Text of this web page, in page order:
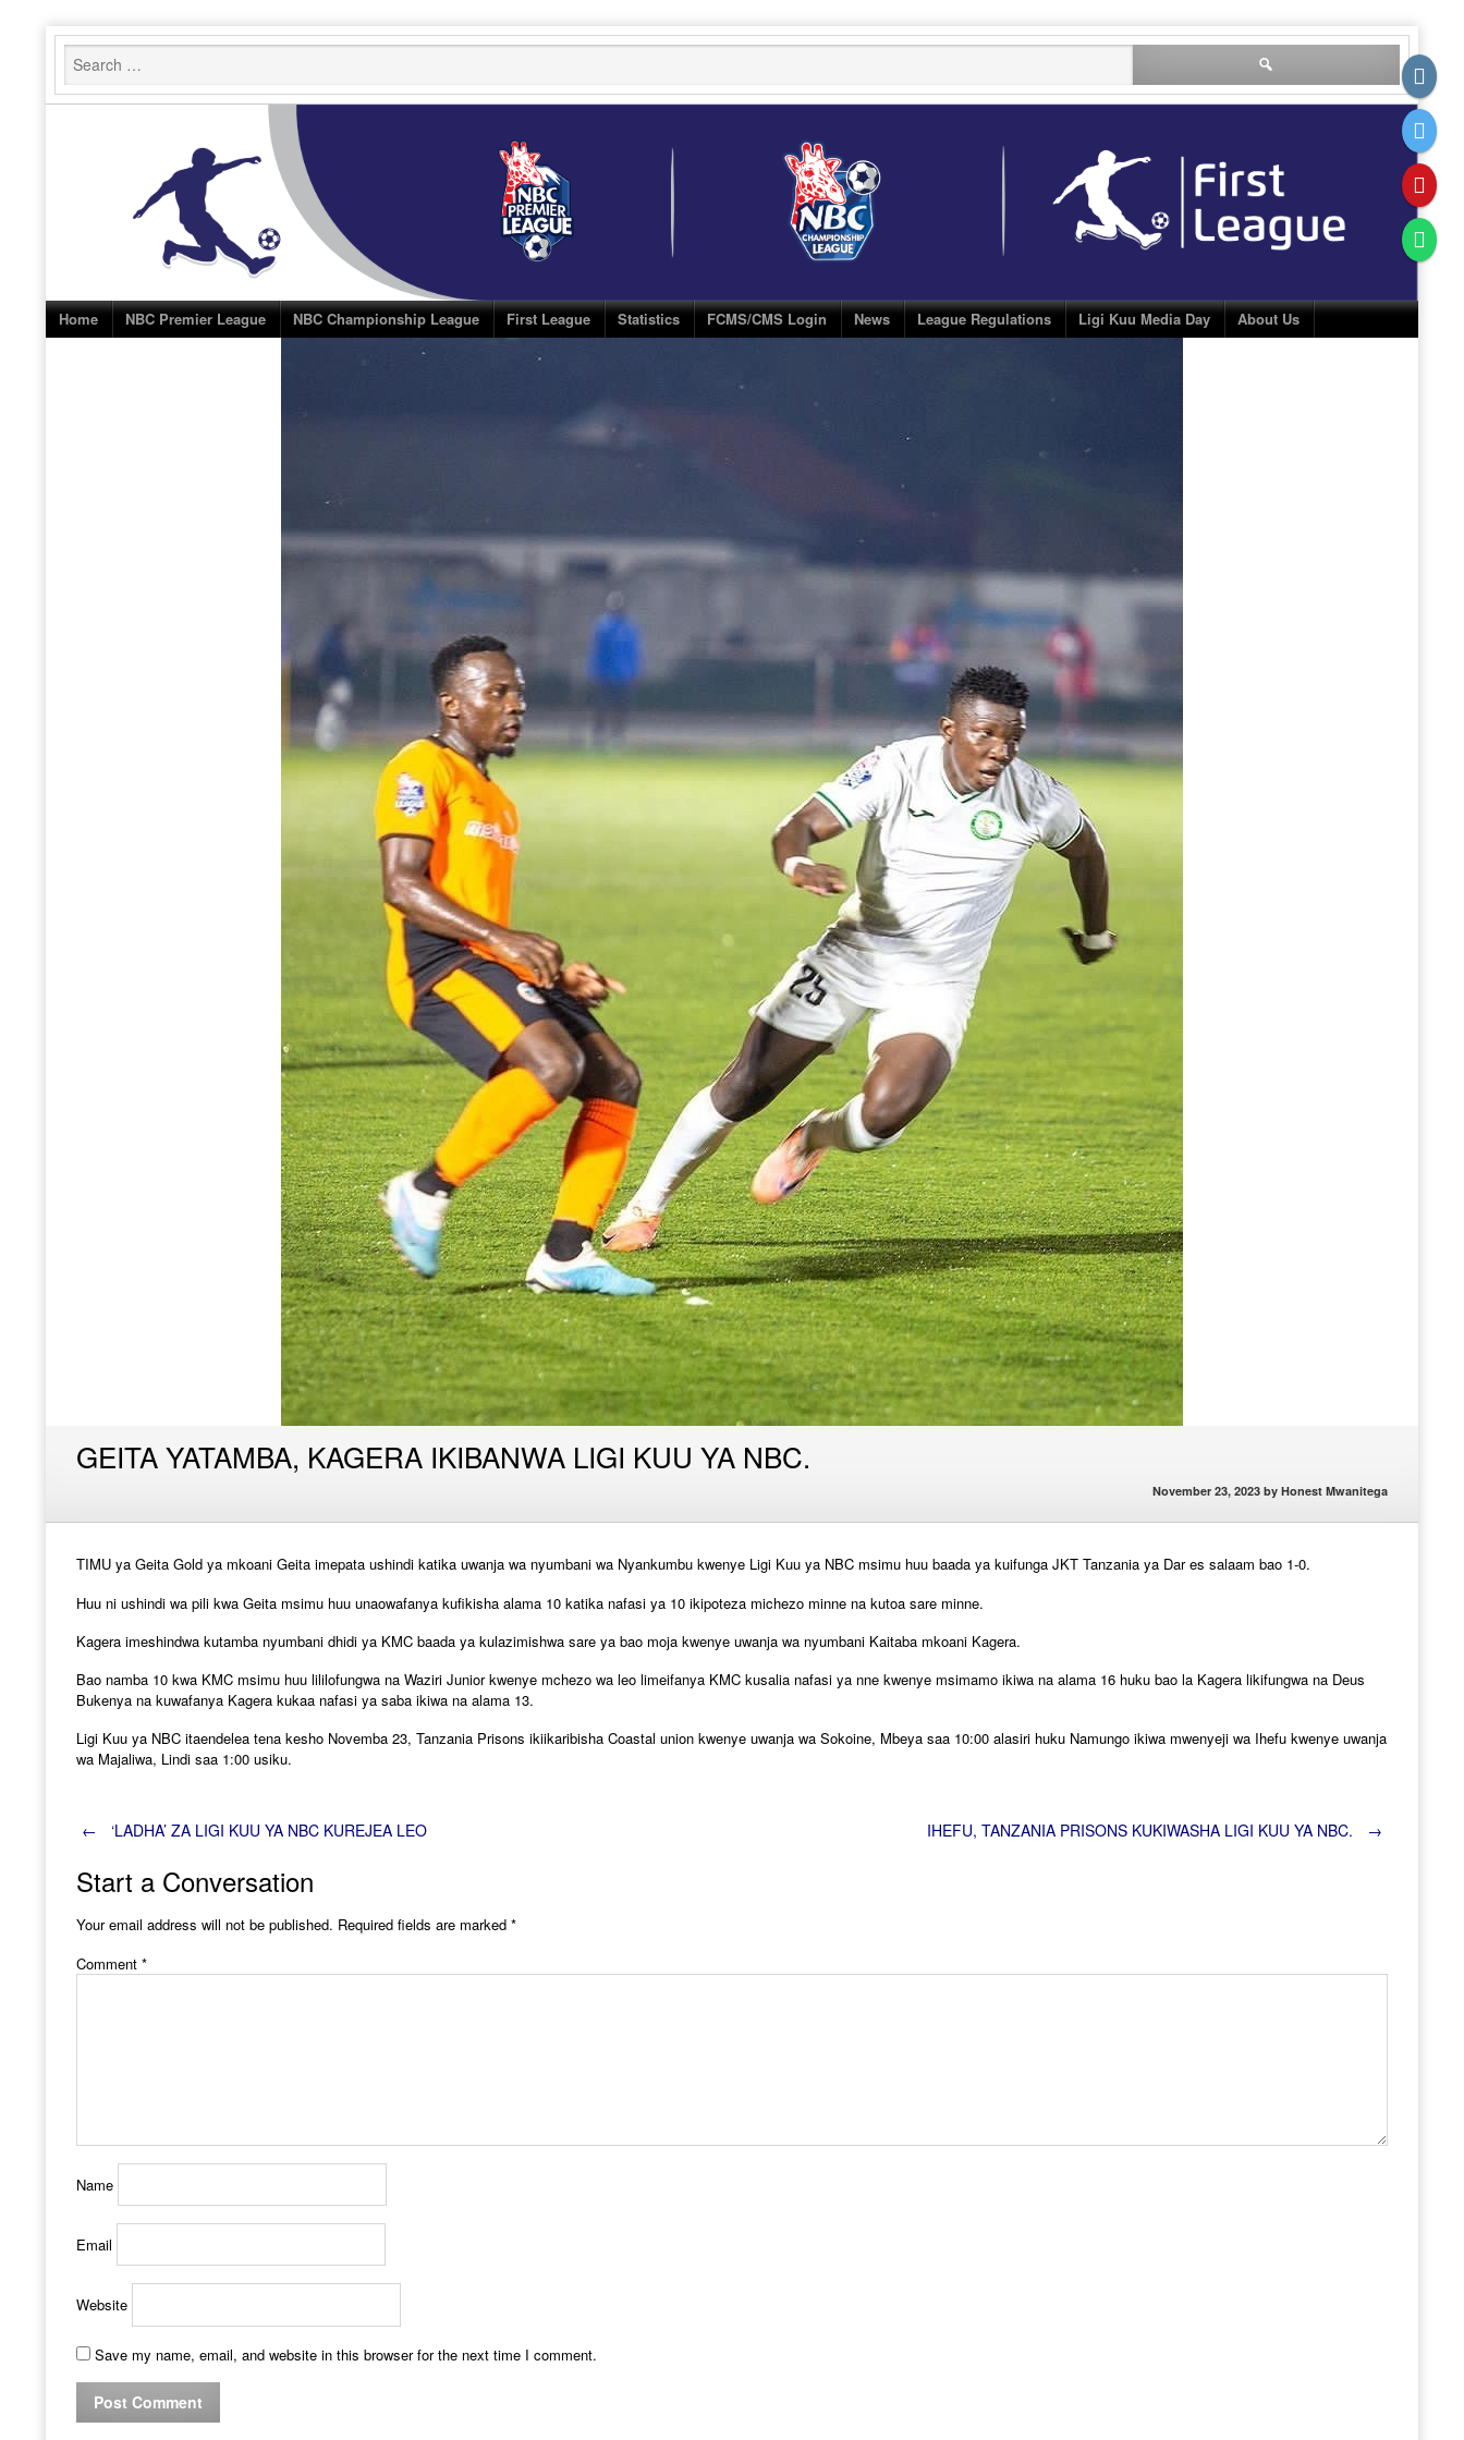
Skip
content
Home NBC Premier League NBC Championship League First League Statistics FCMS/CMS Login News League Regulations Ligi Kuu Media Day About Us
GEITA YATAMBA, KAGERA IKIBANWA LIGI KUU YA NBC.
November 23, 2023 by Honest Mwanitega
TIMU ya Geita Gold ya mkoani Geita imepata ushindi katika uwanja wa nyumbani wa Nyankumbu kwenye Ligi Kuu ya NBC msimu huu baada ya kuifunga JKT Tanzania ya Dar es salaam bao 1-0.
Huu ni ushindi wa pili kwa Geita msimu huu unaowafanya kufikisha alama 10 katika nafasi ya 10 ikipoteza michezo minne na kutoa sare minne.
Kagera imeshindwa kutamba nyumbani dhidi ya KMC baada ya kulazimishwa sare ya bao moja kwenye uwanja wa nyumbani Kaitaba mkoani Kagera.
Bao namba 10 kwa KMC msimu huu lililofungwa na Waziri Junior kwenye mchezo wa leo limeifanya KMC kusalia nafasi ya nne kwenye msimamo ikiwa na alama 16 huku bao la Kagera likifungwa na Deus
Bukenya na kuwafanya Kagera kukaa nafasi ya saba ikiwa na alama 13.
Ligi Kuu ya NBC itaendelea tena kesho Novemba 23, Tanzania Prisons ikiikaribisha Coastal union kwenye uwanja wa Sokoine, Mbeya saa 10:00 alasiri huku Namungo ikiwa mwenyeji wa Ihefu kwenye uwanja
wa Majaliwa, Lindi saa 1:00 usiku.
Post
navigation
← ‘LADHA’ ZA LIGI KUU YA NBC KUREJEA LEO IHEFU, TANZANIA PRISONS KUKIWASHA LIGI KUU YA NBC. →
Start a Conversation
Your email address will not be published. Required fields are marked *
Comment *
Name
Email
Website
Save my name, email, and website in this browser for the next time I comment.